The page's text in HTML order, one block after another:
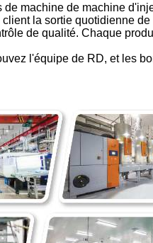
machine de machine
la sortie quotidienne
de qualité. Chaque
l'équipe de RD, et les